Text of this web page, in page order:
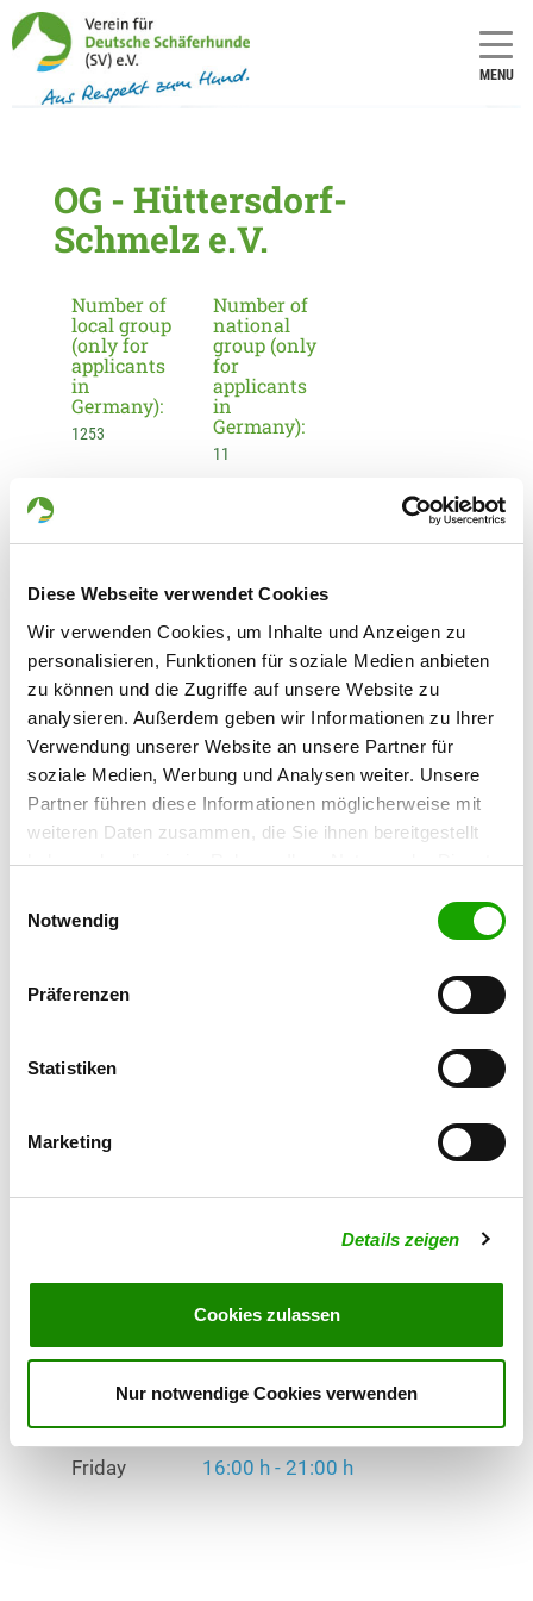
Diese Webseite verwendet Cookies
Wir verwenden Cookies, um Inhalte und Anzeigen zu
personalisieren, Funktionen für soziale Medien anbieten
zu können und die Zugriffe auf unsere Website zu
analysieren. Außerdem geben wir Informationen zu Ihrer
Verwendung unserer Website an unsere Partner für
soziale Medien, Werbung und Analysen weiter. Unsere
Partner führen diese Informationen möglicherweise mit
weiteren Daten zusammen, die Sie ihnen bereitgestellt
haben oder die sie im Rahmen Ihrer Nutzung der Dienste
Cookies, wenn Sie unsere Webseite weiterhin nutzen.
Notwendig
Präferenzen
Statistiken
Marketing
Details zeigen
Cookies zulassen
Nur notwendige Cookies verwenden
MENU
OG - Hüttersdorf-
Schmelz e.V.
Number of
local group
(only for
applicants
in
Germany):
1253
Number of
national
group (only
for
applicants
in
Germany):
11
Information about the local group
Jürgen Erbel
Roschbergstr. 43
66839 Schmelz
Training ground:
Römerstraße 121
66839 Schmelz-Hüttersdorf
Phone:
06887 4247
E-Mail:
Welpenspielstunde, Junghundgruppe,
Exercise times in summer:
16:00 h - 21:00 h
Friday 16:00 h - 21:00 h
Tuesday 17:00 h - 21:00 h
Friday 16:00 h - 21:00 h